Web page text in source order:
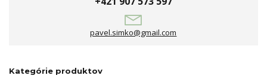
pavel.simko@gmail.com
Kategórie produktov